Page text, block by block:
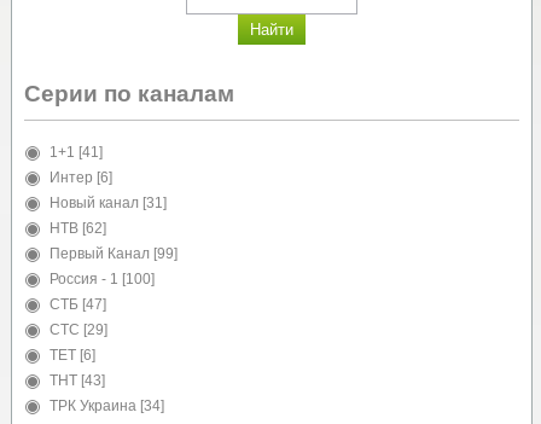
Серии по каналам
1+1 [41]
Интер [6]
Новый канал [31]
НТВ [62]
Первый Канал [99]
Россия - 1 [100]
СТБ [47]
СТС [29]
ТЕТ [6]
ТНТ [43]
ТРК Украина [34]